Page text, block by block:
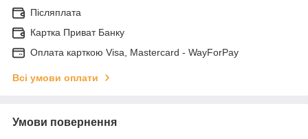
Післяплата
Картка Приват Банку
Оплата карткою Visa, Mastercard - WayForPay
Всі умови оплати
Умови повернення